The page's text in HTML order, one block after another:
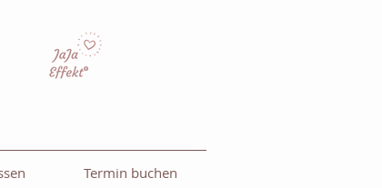
Termin buchen